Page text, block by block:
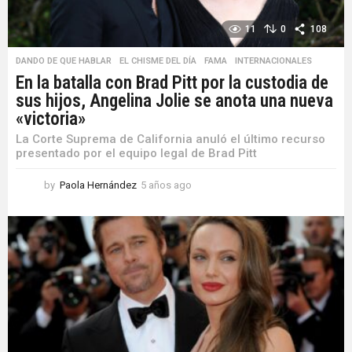
11 0 108
DANDO DE QUE HABLAR ,EL CHISME DEL DÍA ,FAMA INTERNACIONALES
En la batalla con Brad Pitt por la custodia de
sus hijos, Angelina Jolie se anota una nueva
«victoria»
La Corte Suprema de California anuló el último recurso
presentado por el equipo legal de Brad Pitt
by Paola Hernández 5 años ago
ñ
o
s
a
g
o